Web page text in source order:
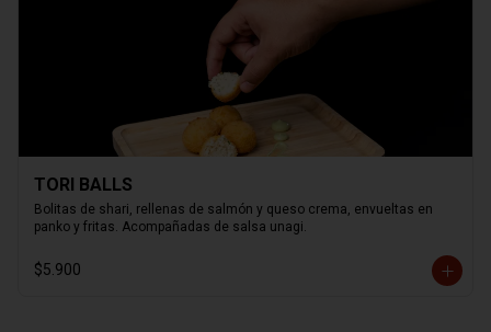
TORI BALLS
Bolitas de shari, rellenas de salmón y queso crema, envueltas en
panko y fritas. Acompañadas de salsa unagi.
$5.900